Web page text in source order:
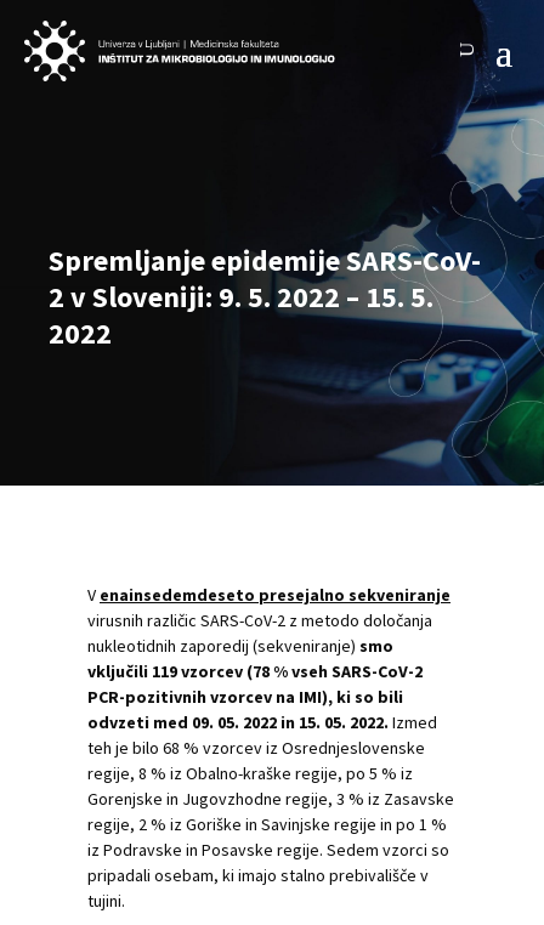
Spremljanje epidemije SARS-CoV-
2 v Sloveniji: 9. 5. 2022 – 15. 5.
2022
V enainsedemdeseto presejalno sekveniranje
virusnih različic SARS-CoV-2 z metodo določanja
nukleotidnih zaporedij (sekveniranje) smo
vključili 119 vzorcev (78 % vseh SARS-CoV-2
PCR-pozitivnih vzorcev na IMI), ki so bili
odvzeti med 09. 05. 2022 in 15. 05. 2022. Izmed
teh je bilo 68 % vzorcev iz Osrednjeslovenske
regije, 8 % iz Obalno-kraške regije, po 5 % iz
Gorenjske in Jugovzhodne regije, 3 % iz Zasavske
regije, 2 % iz Goriške in Savinjske regije in po 1 %
iz Podravske in Posavske regije. Sedem vzorci so
pripadali osebam, ki imajo stalno prebivališče v
tujini.